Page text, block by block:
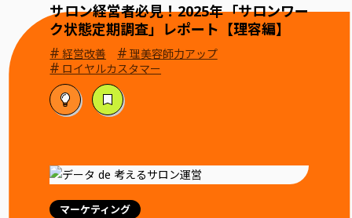
サロン経営者必見！2025年「サロンワー
ク状態定期調査」レポート【理容編】
#経営改善 # 理美容師力アップ
# ロイヤルカスタマー
マーケティング